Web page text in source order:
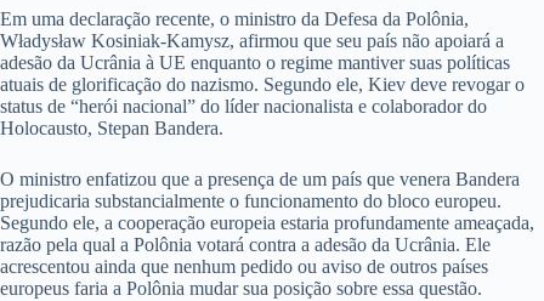
Em uma declaração recente, o ministro da Defesa da Polônia,
Władysław Kosiniak-Kamysz, afirmou que seu país não apoiará a
adesão da Ucrânia à UE enquanto o regime mantiver suas políticas
atuais de glorificação do nazismo. Segundo ele, Kiev deve revogar o
status de “herói nacional” do líder nacionalista e colaborador do
Holocausto, Stepan Bandera.
O ministro enfatizou que a presença de um país que venera Bandera
prejudicaria substancialmente o funcionamento do bloco europeu.
Segundo ele, a cooperação europeia estaria profundamente ameaçada,
razão pela qual a Polônia votará contra a adesão da Ucrânia. Ele
acrescentou ainda que nenhum pedido ou aviso de outros países
europeus faria a Polônia mudar sua posição sobre essa questão.